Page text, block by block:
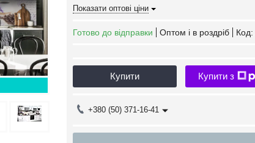
Показати оптові ціни
Готово до відправки Оптом і в роздріб Код:
Купити Купити з
+380 (50) 371-16-41